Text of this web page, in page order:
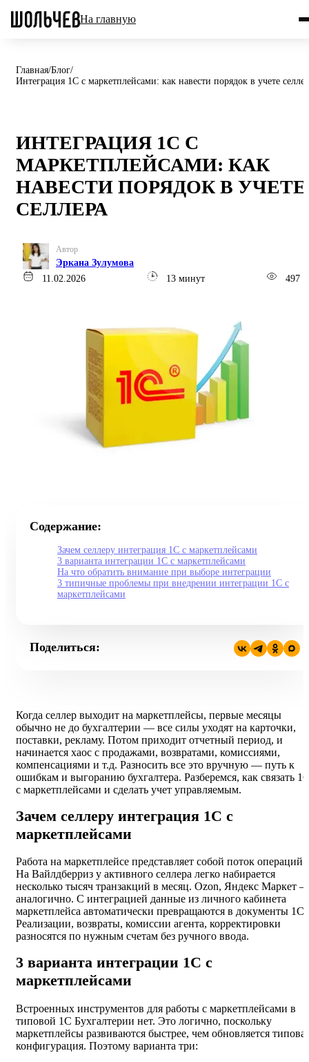
На главную
Главная/Блог/
Интеграция 1С с маркетплейсами: как навести порядок в учете
ИНТЕГРАЦИЯ 1С С
МАРКЕТПЛЕЙСАМИ: КАК
НАВЕСТИ ПОРЯДОК В УЧЕТЕ
СЕЛЛЕРА
Автор
Эркана Зулумова
11.02.2026
13 минут 497
Когда селлер выходит на маркетплейсы, первые месяцы
обычно не до бухгалтерии — все силы уходят на карточки,
поставки, рекламу. Потом приходит отчетный период, и
начинается хаос с продажами, возвратами, комиссиями,
компенсациями и т.д. Разносить все это вручную — путь к
ошибкам и выгоранию бухгалтера. Разберемся, как связать
с маркетплейсами и сделать учет управляемым.
Зачем селлеру интеграция 1С с
маркетплейсами
Работа на маркетплейсе представляет собой поток операций.
На Вайлдберриз у активного селлера легко набирается
несколько тысяч транзакций в месяц. Ozon, Яндекс Маркет
аналогично. С интеграцией данные из личного кабинета
маркетплейса автоматически превращаются в документы 1С.
Реализации, возвраты, комиссии агента, корректировки
разносятся по нужным счетам без ручного ввода.
3 варианта интеграции 1С с
маркетплейсами
Встроенных инструментов для работы с маркетплейсами в
типовой 1С Бухгалтерии нет. Это логично, поскольку
маркетплейсы развиваются быстрее, чем обновляется
конфигурация. Поэтому варианта три:
Содержание:
Зачем селлеру интеграция 1С с маркетплейсами
3 варианта интеграции 1С с маркетплейсами
На что обратить внимание при выборе интеграции
3 типичные проблемы при внедрении интеграции 1С с
маркетплейсами
Поделиться: